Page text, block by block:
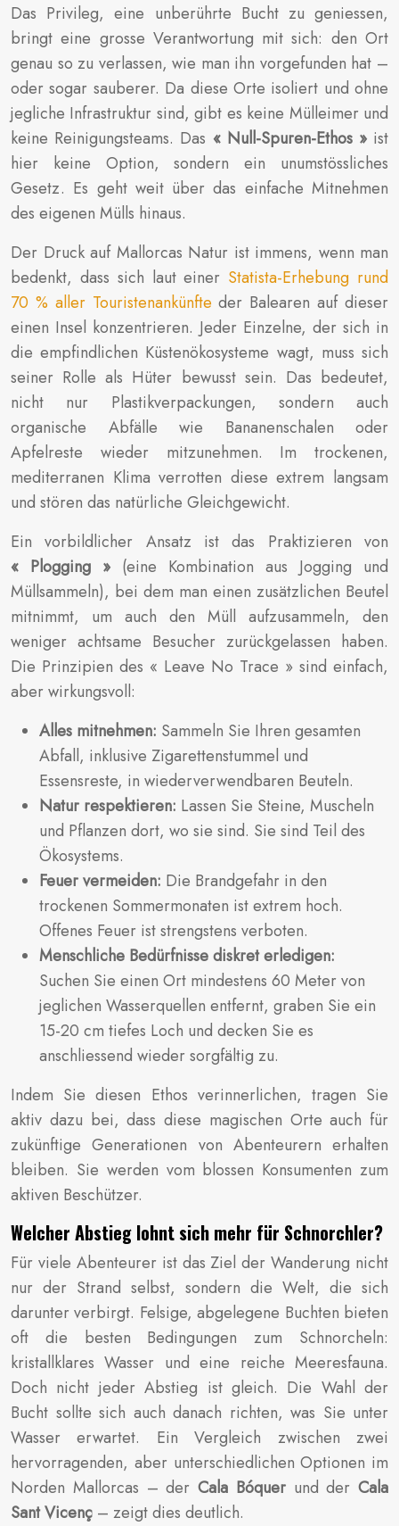
Das Privileg, eine unberührte Bucht zu geniessen,
bringt eine grosse Verantwortung mit sich: den Ort
genau so zu verlassen, wie man ihn vorgefunden hat –
oder sogar sauberer. Da diese Orte isoliert und ohne
jegliche Infrastruktur sind, gibt es keine Mülleimer und
keine Reinigungsteams. Das « Null-Spuren-Ethos »ist
hier keine Option, sondern ein unumstössliches
Gesetz. Es geht weit über das einfache Mitnehmen
des eigenen Mülls hinaus.
Der Druck auf Mallorcas Natur ist immens, wenn man
bedenkt, dass sich laut einer Statista-Erhebung rund
70 % aller Touristenankünfte der Balearen auf dieser
einen Insel konzentrieren. Jeder Einzelne, der sich in
die empfindlichen Küstenökosysteme wagt, muss sich
seiner Rolle als Hüter bewusst sein. Das bedeutet,
nicht nur Plastikverpackungen, sondern auch
organische Abfälle wie Bananenschalen oder
Apfelreste wieder mitzunehmen. Im trockenen,
mediterranen Klima verrotten diese extrem langsam
und stören das natürliche Gleichgewicht.
Ein vorbildlicher Ansatz ist das Praktizieren von
« Plogging » (eine Kombination aus Jogging und
Müllsammeln), bei dem man einen zusätzlichen Beutel
mitnimmt, um auch den Müll aufzusammeln, den
weniger achtsame Besucher zurückgelassen haben.
Die Prinzipien des « Leave No Trace » sind einfach,
aber wirkungsvoll:
Alles mitnehmen: Sammeln Sie Ihren gesamten
Abfall, inklusive Zigarettenstummel und
Essensreste, in wiederverwendbaren Beuteln.
Natur respektieren: Lassen Sie Steine, Muscheln
und Pflanzen dort, wo sie sind. Sie sind Teil des
Ökosystems.
Feuer vermeiden: Die Brandgefahr in den
trockenen Sommermonaten ist extrem hoch.
Offenes Feuer ist strengstens verboten.
Menschliche Bedürfnisse diskret erledigen:
Suchen Sie einen Ort mindestens 60 Meter von
jeglichen Wasserquellen entfernt, graben Sie ein
15-20 cm tiefes Loch und decken Sie es
anschliessend wieder sorgfältig zu.
Indem Sie diesen Ethos verinnerlichen, tragen Sie
aktiv dazu bei, dass diese magischen Orte auch für
zukünftige Generationen von Abenteurern erhalten
bleiben. Sie werden vom blossen Konsumenten zum
aktiven Beschützer.
Welcher Abstieg lohnt sich mehr für Schnorchler?
Für viele Abenteurer ist das Ziel der Wanderung nicht
nur der Strand selbst, sondern die Welt, die sich
darunter verbirgt. Felsige, abgelegene Buchten bieten
oft die besten Bedingungen zum Schnorcheln:
kristallklares Wasser und eine reiche Meeresfauna.
Doch nicht jeder Abstieg ist gleich. Die Wahl der
Bucht sollte sich auch danach richten, was Sie unter
Wasser erwartet. Ein Vergleich zwischen zwei
hervorragenden, aber unterschiedlichen Optionen im
Norden Mallorcas – der Cala Bóquerund der Cala
Sant Vicenç – zeigt dies deutlich.